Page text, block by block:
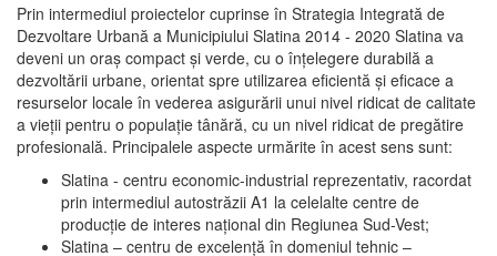
Prin intermediul proiectelor cuprinse în Strategia Integrată de
Dezvoltare Urbană a Municipiului Slatina 2014 - 2020 Slatina va
deveni un oraş compact şi verde, cu o înţelegere durabilă a
dezvoltării urbane, orientat spre utilizarea eficientă şi eficace a
resurselor locale în vederea asigurării unui nivel ridicat de calitate
a vieţii pentru o populaţie tânără, cu un nivel ridicat de pregătire
profesională. Principalele aspecte urmărite în acest sens sunt:
Slatina - centru economic-industrial reprezentativ, racordat
prin intermediul autostrăzii A1 la celelalte centre de
producţie de interes naţional din Regiunea Sud-Vest;
Slatina – centru de excelenţă în domeniul tehnic –